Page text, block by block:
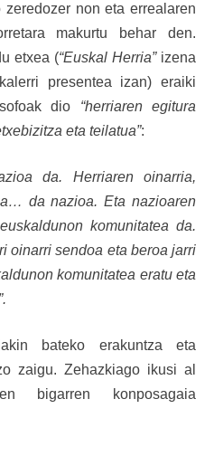
non eta errealaren
makurtu behar den.
etxea (“Euskal Herria”izena
presentea izan) eraiki
dio “herriaren egitura
eta teilatua”:
da. Herriaren oinarria,
da nazioa. Eta nazioaren
komunitatea da.
oinarri sendoa eta beroa jarri
komunitatea eratu eta
bateko erakuntza eta
zaigu. Zehazkiago ikusi al
bigarren konposagaia